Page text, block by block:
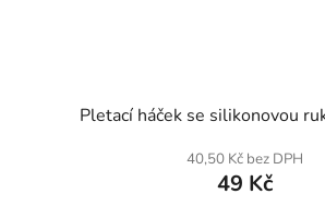
Pletací háček se silikonovou
40,50 Kč bez DPH
49 Kč